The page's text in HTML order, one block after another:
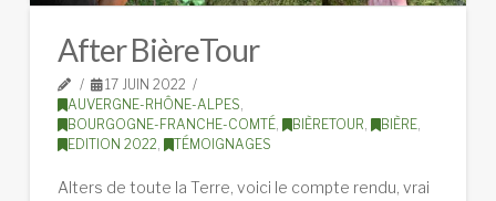
After BièreTour
17 JUIN 2022
AUVERGNE-RHÔNE-ALPES,
BOURGOGNE-FRANCHE-COMTÉ, BIÈRETOUR, BIÈRE,
EDITION 2022, TÉMOIGNAGES
Alters de toute la Terre, voici le compte rendu, vrai